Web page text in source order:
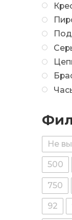
Не
500
750
92